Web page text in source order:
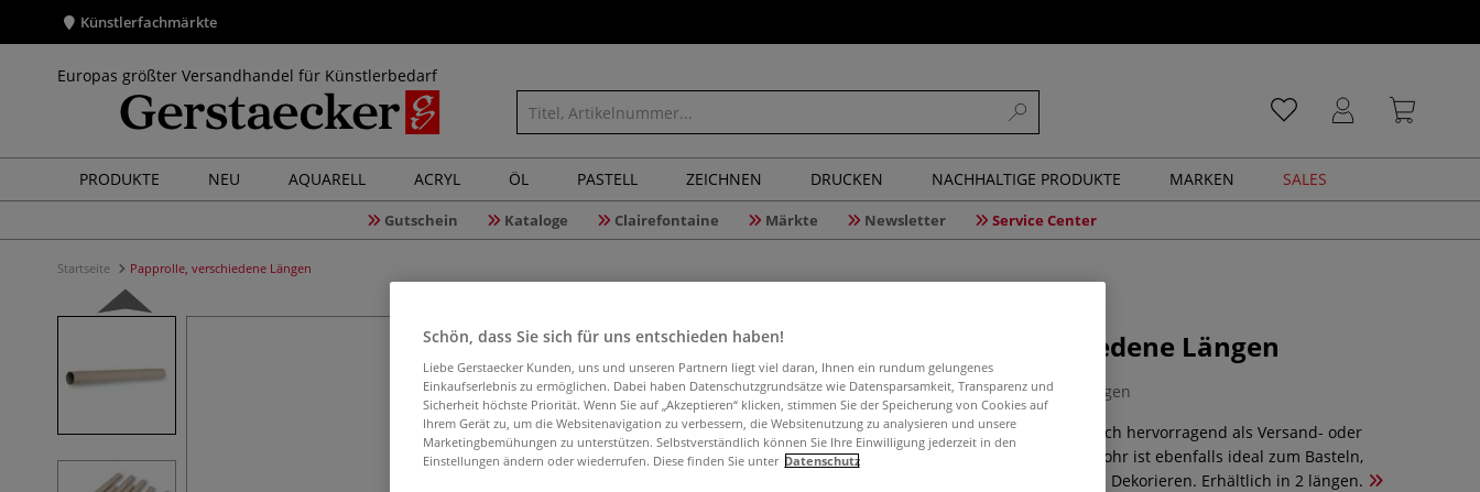
Künstlerfachmärkte
Europas größter Versandhandel für Künstlerbedarf
PRODUKTE NEU AQUARELL ACRYL ÖL PASTELL ZEICHNEN DRUCKEN NACHHALTIGE PRODUKTE MARKEN SALES
Gutschein Kataloge Clairefontaine Märkte Newsletter Service Center
Startseite Papprolle, verschiedene Längen
Papprolle, verschiedene Längen
0 Bewertungen
Die vielseitige Papprolle eignet sich hervorragend als Versand- oder
Aufbewahrungshülse. Das Papprohr ist ebenfalls ideal zum Basteln,
Aufwickeln, kreativ Gestalten und Dekorieren. Erhältlich in 2 längen.
Schön, dass Sie sich für uns entschieden haben!
Liebe Gerstaecker Kunden, uns und unseren Partnern liegt viel daran, Ihnen ein rundum gelungenes
Einkaufserlebnis zu ermöglichen. Dabei haben Datenschutzgrundsätze wie Datensparsamkeit, Transparenz und
Sicherheit höchste Priorität. Wenn Sie auf „Akzeptieren“ klicken, stimmen Sie der Speicherung von Cookies auf
Ihrem Gerät zu, um die Websitenavigation zu verbessern, die Websitenutzung zu analysieren und unsere
Marketingbemühungen zu unterstützen. Selbstverständlich können Sie Ihre Einwilligung jederzeit in den
Einstellungen ändern oder wiederrufen. Diese finden Sie unter Datenschutz